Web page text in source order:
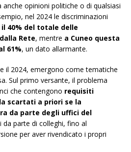
opinioni politiche o di qualsiasi
nel 2024 le discriminazioni
il 40% del totale delle
Rete, mentre a Cuneo questa
61%, un dato allarmante.
il 2024, emergono come tematiche
Sul primo versante, il problema
che contengono requisiti
scartati a priori se la
da parte degli uffici del
da parte di colleghi, fino al
per aver rivendicato i propri